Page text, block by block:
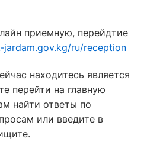
приемную, перейдтие
jardam.gov.kg/ru/reception
находитесь является
перейти на главную
найти ответы по
или введите в